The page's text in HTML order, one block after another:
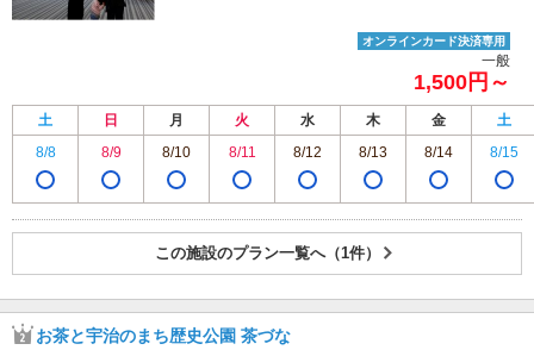
オンラインカード決済専用
一般
1,500円～
土 日 月 火 水 木 金
土
8/8
8/9 8/10 8/11 8/12 8/13 8/14 8/15
この施設のプラン一覧へ（1件）
お茶と宇治のまち歴史公園 茶づな